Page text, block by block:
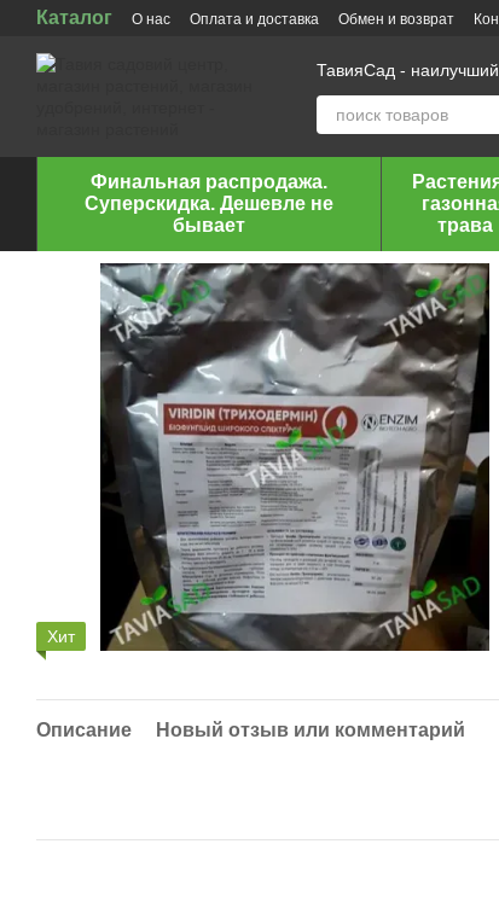
Перейти к основному контенту
Каталог О нас Оплата и доставка Обмен и возврат
ТавияСад -
Финальная распродажа.
Суперскидка. Дешевле не
бывает
трава
Хит
Описание Новый отзыв или комментарий